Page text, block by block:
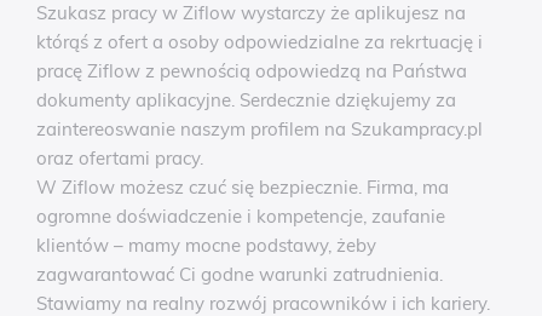
Szukasz pracy w Ziflow wystarczy że aplikujesz na
którąś z ofert a osoby odpowiedzialne za rekrtuację i
pracę Ziflow z pewnością odpowiedzą na Państwa
dokumenty aplikacyjne. Serdecznie dziękujemy za
zaintereoswanie naszym profilem na Szukampracy.pl
oraz ofertami pracy.
W Ziflow możesz czuć się bezpiecznie. Firma, ma
ogromne doświadczenie i kompetencje, zaufanie
klientów – mamy mocne podstawy, żeby
zagwarantować Ci godne warunki zatrudnienia.
Stawiamy na realny rozwój pracowników i ich kariery.